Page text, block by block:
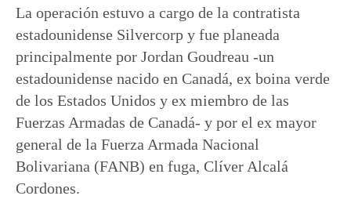
La operación estuvo a cargo de la contratista
estadounidense Silvercorp y fue planeada
principalmente por Jordan Goudreau -un
estadounidense nacido en Canadá, ex boina verde
de los Estados Unidos y ex miembro de las
Fuerzas Armadas de Canadá- y por el ex mayor
general de la Fuerza Armada Nacional
Bolivariana (FANB) en fuga, Clíver Alcalá
Cordones.